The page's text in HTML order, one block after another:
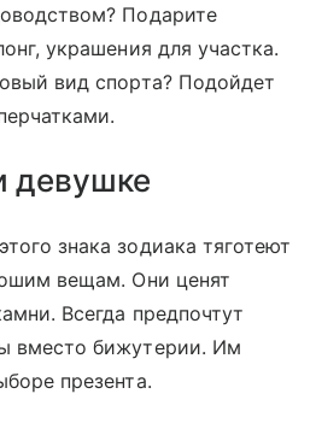
Подарите
украшения для участка.
вид спорта? Подойдет
девушке
знака зодиака тяготеют
вещам. Они ценят
Всегда предпочтут
вместо бижутерии. Им
презента.